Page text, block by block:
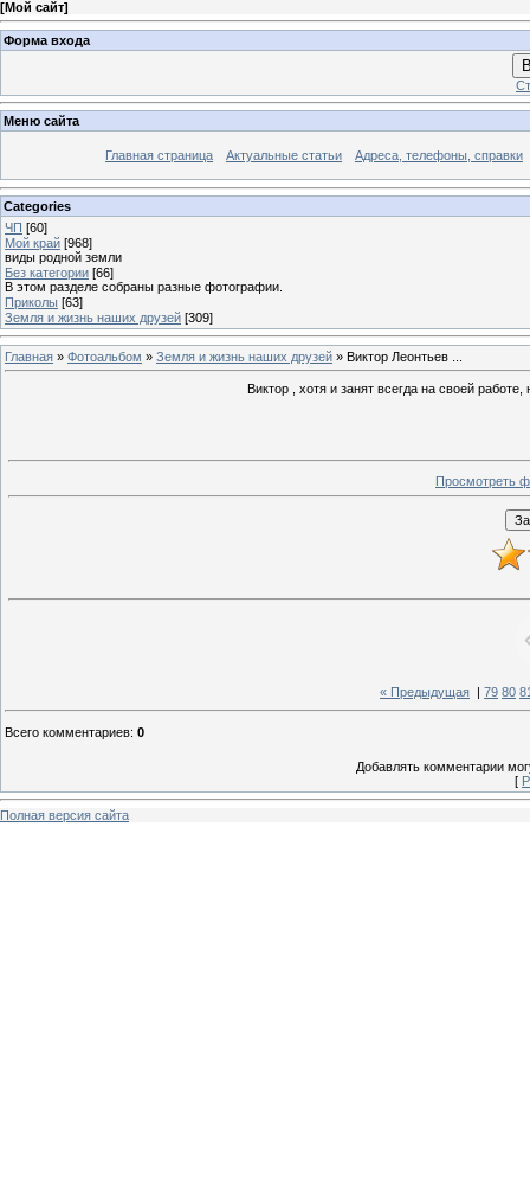
[Мой сайт]
Форма входа
Меню сайта
Главная страница Актуальные статьи Адреса, телефоны, справки
Categories
ЧП [60]
Мой край [968]
виды родной земли
Без категории [66]
В этом разделе собраны разные фотографии.
Приколы [63]
Земля и жизнь наших друзей [309]
Главная » Фотоальбом » Земля и жизнь наших друзей » Виктор Леонтьев ...
Виктор , хотя и занят всегда на своей
Просмотреть
« Предыдущая 79 80
Всего комментариев: 0
Добавлять комментарии
[
Полная версия сайта